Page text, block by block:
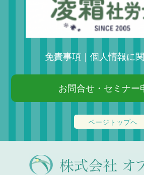
免責事項 ｜ 個人情報に
お問合せ・セミナー
ページトップへ